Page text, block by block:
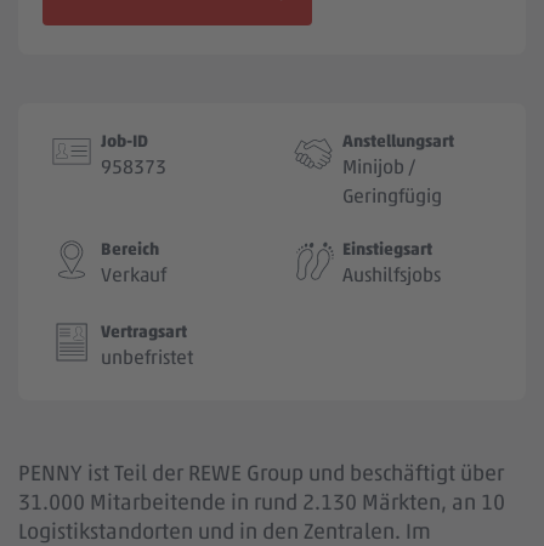
Job-ID
958373
Anstellungsart
Minijob /
Geringfügig
Bereich
Verkauf
Einstiegsart
Aushilfsjobs
Vertragsart
unbefristet
PENNY ist Teil der REWE Group und beschäftigt über
31.000 Mitarbeitende in rund 2.130 Märkten, an 10
Logistikstandorten und in den Zentralen. Im